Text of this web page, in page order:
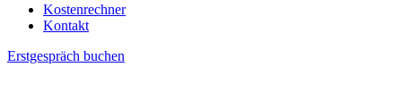
Kostenrechner
Kontakt
Erstgespräch buchen